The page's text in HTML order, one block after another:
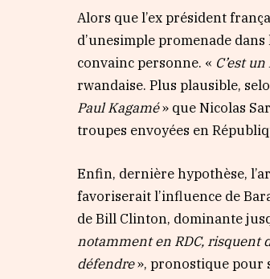
Alors que l’ex président
d’unesimple promenade
convainc personne. « C’est
rwandaise. Plus plausible,
Paul Kagamé» que Nicolas
troupes envoyées en
Enfin, dernière hypothèse,
favoriserait l’influence de
de Bill Clinton, dominante
notammenten RDC, risquent
défendre», pronostique pour